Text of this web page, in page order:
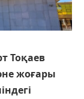
Тоқаев
жоғары